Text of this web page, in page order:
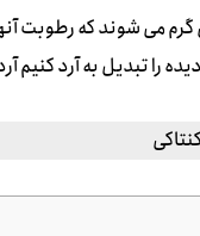
گرم می شوند که رطوبت
را تبدیل به آرد کنیم